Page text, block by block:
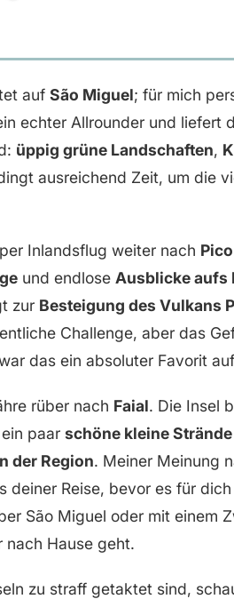
auf São Miguel; für mich
echter Allrounder und liefert
üppig grüne Landschaften,
ausreichend Zeit, um die
Inlandsflug weiter nach Pico
und endlose Ausblicke aufs
zur Besteigung des Vulkans
Challenge, aber das
das ein absoluter Favorit
rüber nach Faial. Die Insel
paar schöne kleine
der Region. Meiner Meinung
deiner Reise, bevor es für
São Miguel oder mit einem
nach Hause geht.
zu straff getaktet sind,